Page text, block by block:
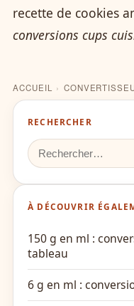
recette de cookies
conversions cups
ACCUEIL ›
RECHERCHER
À DÉCOUVRIR
150 g en ml :
tableau
6 g en ml :